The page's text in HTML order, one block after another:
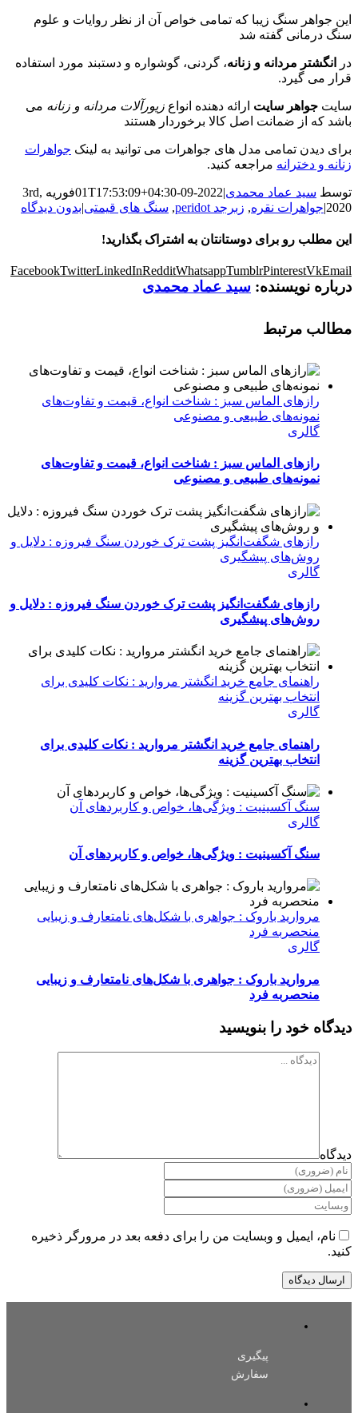
جواهر سنگ زیبا که تمامی خواص آن از نظر روایات و علوم
درمانی گفته شد
انگشتر مردانه و زنانه، گردنی، گوشواره و دستبند مورد استفاده
می گیرد.
جواهر سایتارائه دهنده انواع زیورآلات مردانه و زنانه می
که از ضمانت اصل کالا برخوردار هستند
دیدن تمامی مدل های جواهرات می توانید به لینکجواهرات
و دخترانهمراجعه کنید.
سید عماد محمدی|
2022-09-01T17:53:09+04:30
فوریه 3rd,
|جواهرات نقره,زبرجد peridot ,سنگ های قیمتی|بدون دیدگاه
مطلب رو برای دوستانتان به اشتراک بگذارید!
FacebookTwitterLinkedInRedditWhatsappTumblrPinterestVk
نویسنده:سید عماد محمدی
مرتبط
رازهای الماس سبز : شناخت انواع، قیمت و تفاوت‌های
نمونه‌های طبیعی و مصنوعی
گالری
رازهای الماس سبز : شناخت انواع، قیمت و تفاوت‌های
نمونه‌های طبیعی و مصنوعی
رازهای شگفت‌انگیز پشت ترک خوردن سنگ فیروزه : دلایل و
روش‌های پیشگیری
گالری
رازهای شگفت‌انگیز پشت ترک خوردن سنگ فیروزه : دلایل و
روش‌های پیشگیری
راهنمای جامع خرید انگشتر مروارید : نکات کلیدی برای
انتخاب بهترین گزینه
گالری
راهنمای جامع خرید انگشتر مروارید : نکات کلیدی برای
انتخاب بهترین گزینه
سنگ آکسینیت : ویژگی‌ها، خواص و کاربردهای آن
گالری
سنگ آکسینیت : ویژگی‌ها، خواص و کاربردهای آن
مروارید باروک : جواهری با شکل‌های نامتعارف و زیبایی
منحصربه ‌فرد
گالری
مروارید باروک : جواهری با شکل‌های نامتعارف و زیبایی
منحصربه ‌فرد
خود را بنویسید
نام، ایمیل و وبسایت من را برای دفعه بعد در مرورگر ذخیره
پیگیری
سفارش